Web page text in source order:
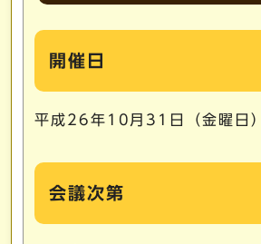
開催日
平成26年10月31日（金曜日）
会議次第